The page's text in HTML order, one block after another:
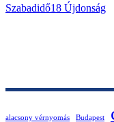
Szabadidő18 Újdonság
alacsony vérnyomás Budapest